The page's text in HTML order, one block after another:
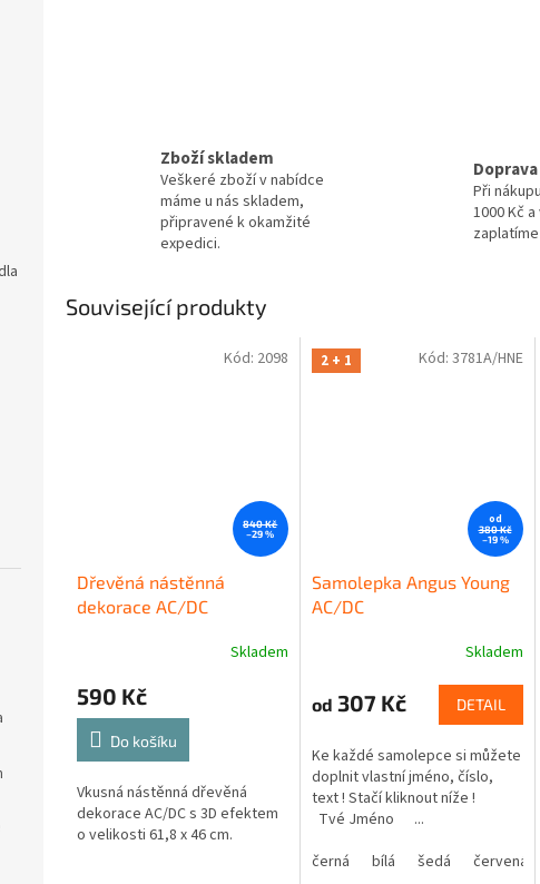
Zboží skladem
Veškeré zboží v nabídce
máme u nás skladem,
připravené k okamžité
expedici.
Při
1000 Kč
Související produkty
840 Kč
–29 %
Dřevěná nástěnná
dekorace AC/DC
Skladem
590 Kč
Do košíku
Vkusná nástěnná dřevěná
dekorace AC/DC s 3D efektem
o velikosti 61,8 x 46 cm.
Kód: 2098 2 + 1
od
380 Kč
–19 %
Samolepka Angus Young
AC/DC
Skladem
od 307 Kč DETAIL
Ke každé samolepce si můžete
doplnit vlastní jméno, číslo,
text ! Stačí kliknout níže !
Tvé Jméno ...
černá
bílá šedá červená
Kód: 3781A/HNE